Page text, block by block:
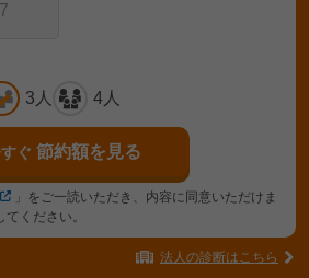
3人 4人
ぐ 節約額を見る
」をご一読いただき、内容に同意いただけま
ください。
法人の診断はこちら